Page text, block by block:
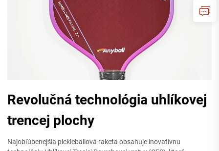
Revolučná technológia uhlíkovej
trencej plochy
Najobľúbenejšia pickleballová raketa obsahuje inovatívnu